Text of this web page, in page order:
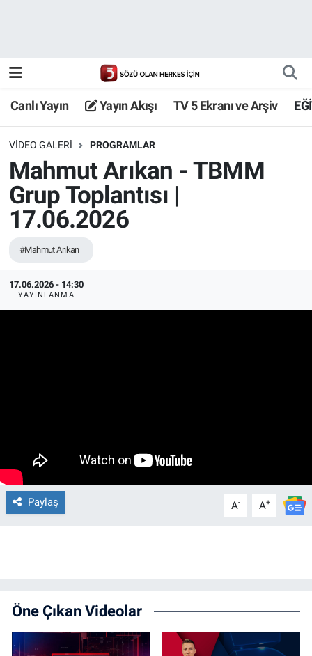
Canlı Yayın Yayın Akışı TV 5 Ekranı ve Arşiv
VIDEO GALERI PROGRAMLAR
Mahmut Arıkan - TBMM
Grup Toplantısı |
17.06.2026
#Mahmut Arıkan
17.06.2026 - 14:30
YAYINLANMA
Paylaş A- A+
Öne Çıkan Videolar
TV 5 Ekranı ve Arşiv